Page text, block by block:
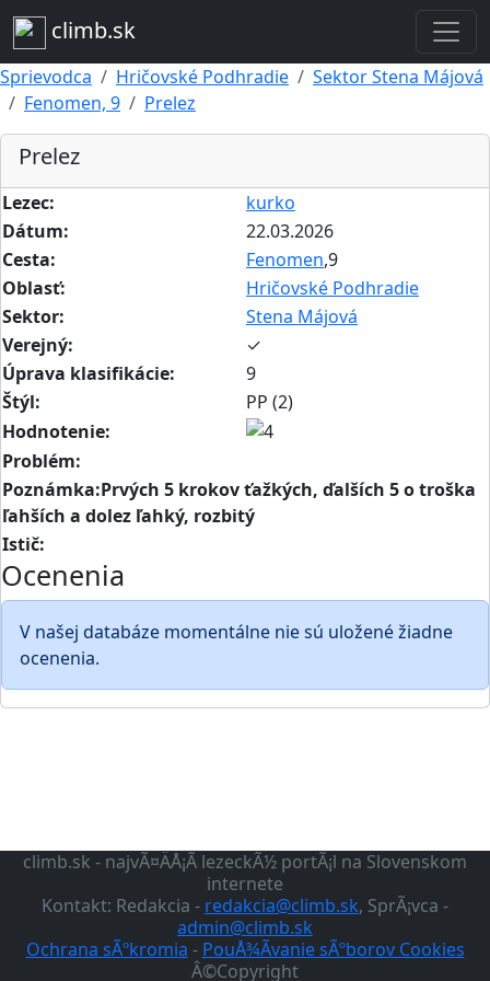
climb.sk
Sprievodca Hričovské Podhradie
Sektor Stena Májová
Fenomen, 9
Prelez
Prelez
Lezec:
kurko
Dátum:
22.03.2026
Cesta:
Fenomen,9
Oblasť:
Hričovské Podhradie
Sektor:
Stena Májová
Verejný:
✓
Úprava klasifikácie:
9
Štýl:
PP (2)
Hodnotenie:
Problém:
Poznámka:Prvých 5 krokov ťažkých, ďalších 5 o troška
ľahších a dolez ľahký, rozbitý
Istič:
Ocenenia
V našej databáze momentálne nie sú uložené žiadne
ocenenia.
climb.sk - najvÃ¤ÄÅ¡Ã­ lezeckÃ½ portÃ¡l na Slovenskom
internete
Kontakt: Redakcia - redakcia@climb.sk, SprÃ¡vca -
admin@climb.sk
Ochrana sÃºkromia - PouÅ¾Ã­vanie sÃºborov Cookies
Â©Copyright